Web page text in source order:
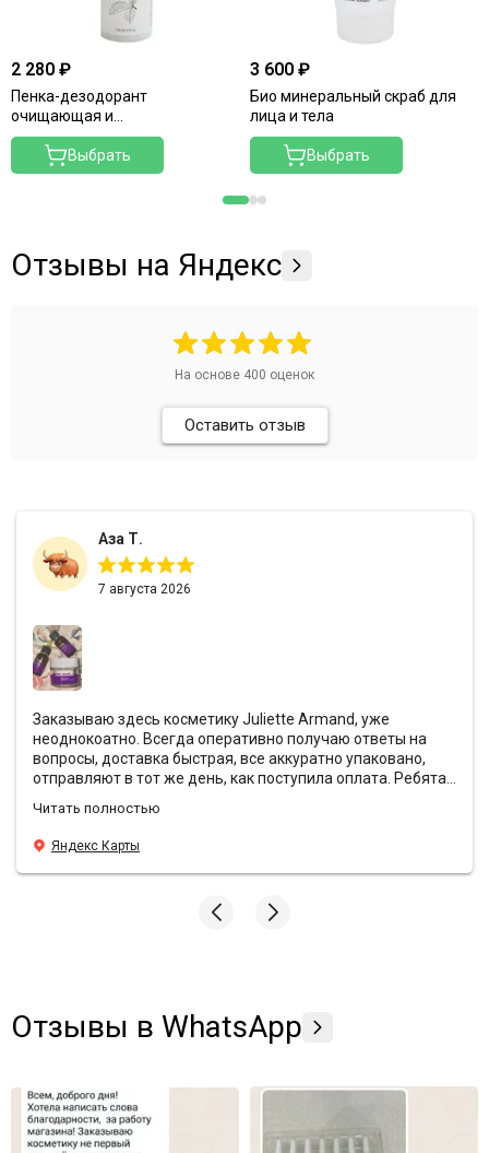
2 280 ₽
Пенка-дезодорант
очищающая и
нейтрализующая запах
Выбрать
3 600 ₽
Био минеральный скраб для
лица и тела
Выбрать
Отзывы на Яндекс
На основе 400 оценок
Оставить отзыв
Аза Т.
7 августа 2026
Заказываю здесь косметику Juliette Armand, уже
неоднокоатно. Всегда оперативно получаю ответы на
вопросы, доставка быстрая, все аккуратно упаковано,
отправляют в тот же день, как поступила оплата. Ребята
заказами подарочки❤️ Эффект от антивозрастной
уходовой косметики просто вау, средства действительно
борятся с морщинами, лицо свежее и блестящее, даже в
те моменты, когда хронический недосып. У Sunshine
знакомым рекомендую заказывать здесь🫶🏼
Читать полностью
Яндекс Карты
Отзывы в WhatsApp